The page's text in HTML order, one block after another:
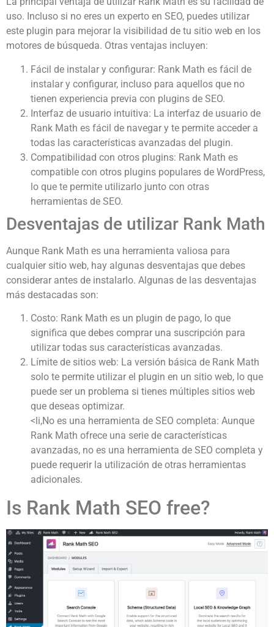
uso. Incluso si no eres un experto en SEO, puedes utilizar
este plugin para mejorar la visibilidad de tu sitio web en los
motores de búsqueda. Otras ventajas incluyen:
Fácil de instalar y configurar: Rank Math es fácil de
instalar y configurar, incluso para aquellos que no
tienen experiencia previa con plugins de SEO.
Interfaz de usuario intuitiva: La interfaz de usuario de
Rank Math es fácil de navegar y te permite acceder a
todas las características avanzadas del plugin.
Compatibilidad con otros plugins: Rank Math es
compatible con otros plugins populares de WordPress,
lo que te permite utilizarlo junto con otras
herramientas de SEO.
Desventajas de utilizar Rank Math
Aunque Rank Math es una herramienta valiosa para
cualquier sitio web, hay algunas desventajas que debes
considerar antes de instalarlo. Algunas de las desventajas
más destacadas son:
Costo: Rank Math es un plugin de pago, lo que
significa que debes comprar una suscripción para
utilizar todas sus características avanzadas.
Límite de sitios web: La versión básica de Rank Math
solo te permite utilizar el plugin en un sitio web, lo que
puede ser un problema si tienes múltiples sitios web
que deseas optimizar.
<li,No es una herramienta de SEO completa: Aunque
Rank Math ofrece una serie de características
avanzadas, no es una herramienta de SEO completa y
puede requerir la utilización de otras herramientas
adicionales.
Is Rank Math SEO free?